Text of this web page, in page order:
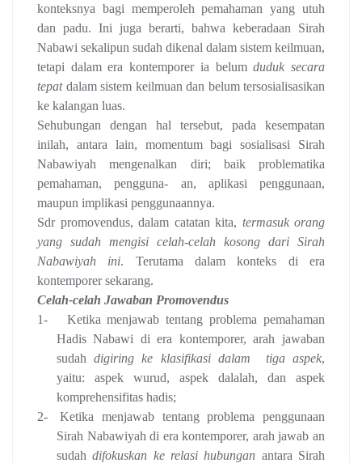
konteksnya bagi memperoleh pemahaman yang utuh
dan padu. Ini juga berarti, bahwa keberadaan Sirah
Nabawi sekalipun sudah dikenal dalam sistem keilmuan,
tetapi dalam era kontemporer ia belumduduk secara
tepatdalam sistem keilmuan dan belum tersosialisasikan
ke kalangan luas.
Sehubungan dengan hal tersebut, pada kesempatan
inilah, antara lain, momentum bagi sosialisasi Sirah
Nabawiyah mengenalkan diri; baik problematika
pemahaman, pengguna- an, aplikasi penggunaan,
maupun implikasi penggunaannya.
Sdr promovendus, dalam catatan kita, termasuk orang
yang sudah mengisi celah-celah kosong dari Sirah
Nabawiyah ini. Terutama dalam konteks di era
kontemporer sekarang.
Celah-celah Jawaban Promovendus
1-
Ketika menjawab tentang problema pemahaman
Hadis Nabawi di era kontemporer, arah jawaban
sudahdigiring ke klasifikasi dalam tiga aspek,
yaitu: aspek wurud, aspek dalalah, dan aspek
komprehensifitas hadis;
2-
Ketika menjawab tentang problema penggunaan
Sirah Nabawiyah di era kontemporer, arah jawab an
sudahdifokuskan ke relasi hubungan antara Sirah